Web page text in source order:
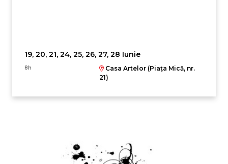
19, 20, 21, 24, 25, 26, 27, 28 Iunie
8h
Casa Artelor (Piața Mică, nr.
21)